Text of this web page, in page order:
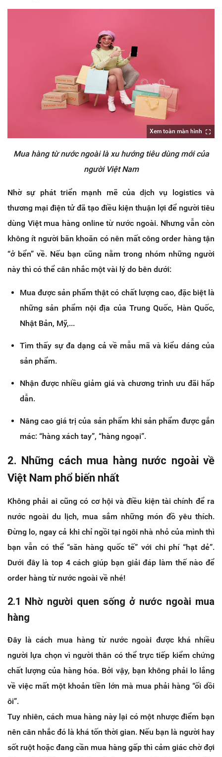
Xem toàn màn hình
Mua hàng từ nước ngoài là xu hướng tiêu dùng mới của
người Việt Nam
Nhờ sự phát triển mạnh mẽ của dịch vụ logistics và
thương mại điện tử đã tạo điều kiện thuận lợi để người tiêu
dùng Việt mua hàng online từ nước ngoài. Nhưng vẫn còn
không ít người băn khoăn có nên mất công order hàng tận
“ở bển” về. Nếu bạn cũng nằm trong nhóm những người
này thì có thể cân nhắc một vài lý do bên dưới:
Mua được sản phẩm thật có chất lượng cao, đặc biệt là
những sản phẩm nội địa của Trung Quốc, Hàn Quốc,
Nhật Bản, Mỹ,...
Tìm thấy sự đa dạng cả về mẫu mã và kiểu dáng của
sản phẩm.
Nhận được nhiều giảm giá và chương trình ưu đãi hấp
dẫn.
Nâng cao giá trị của sản phẩm khi sản phẩm được gắn
mác: “hàng xách tay”, “hàng ngoại”.
2. Những cách mua hàng nước ngoài về
Việt Nam phổ biến nhất
Không phải ai cũng có cơ hội và điều kiện tài chính để ra
nước ngoài du lịch, mua sắm những món đồ yêu thích.
Đừng lo, ngay cả khi chỉ ngồi tại ngôi nhà nhỏ của mình thì
bạn vẫn có thể “săn hàng quốc tế” với chi phí “hạt dẻ”.
Dưới đây là top 4 cách giúp bạn giải đáp làm thế nào để
order hàng từ nước ngoài về nhé!
2.1 Nhờ người quen sống ở nước ngoài mua
hàng
Đây là cách mua hàng từ nước ngoài được khá nhiều
người lựa chọn vì người thân có thể trực tiếp kiểm chứng
chất lượng của hàng hóa. Bởi vậy, bạn không phải lo lắng
về việc mất một khoản tiền lớn mà mua phải hàng “ối dồi
ôi”.
Tuy nhiên, cách mua hàng này lại có một nhược điểm bạn
nên cân nhắc đó là khá tốn thời gian. Nếu bạn là người hay
sốt ruột hoặc đang cần mua hàng gấp thì cảm giác chờ đợi